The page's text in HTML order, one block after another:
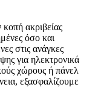
κοπή ακριβείας
όσο και
στις ανάγκες
για ηλεκτρονικά
χώρους ή πάνελ
εξασφαλίζουμε